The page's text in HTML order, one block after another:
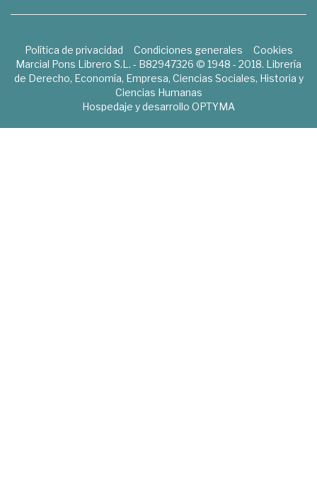
Política de privacidad Condiciones generales
Cookies
Marcial Pons Librero S.L. - B82947326 © 1948 - 2018. Librería
de Derecho, Economía, Empresa, Ciencias Sociales, Historia y
Ciencias Humanas
Hospedaje y desarrollo OPTYMA